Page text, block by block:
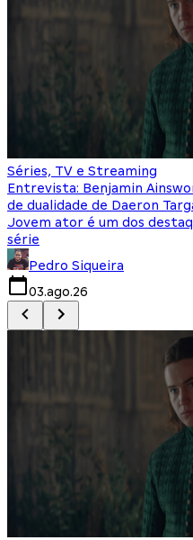
Séries, TV e Streaming
Entrevista: Benjamin
de dualidade de Daeron
Jovem ator é um dos
série
Pedro Siqueira
03.ago.26